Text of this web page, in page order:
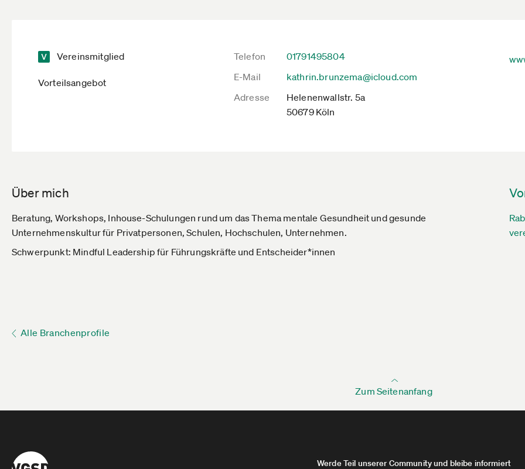
Vereinsmitglied
Vorteilsangebot
Telefon
01791495804
E-Mail
kathrin.brunzema@icloud.com
Adresse
Helenenwallstr. 5a
50679 Köln
Über mich
Beratung, Workshops, Inhouse-Schulungen rund um das Thema mentale Gesundheit und gesunde
Unternehmenskultur für Privatpersonen, Schulen, Hochschulen, Unternehmen.
Schwerpunkt: Mindful Leadership für Führungskräfte und Entscheider*innen
Alle Branchenprofile
Zum Seitenanfang
Werde Teil unserer Community und bleibe informiert